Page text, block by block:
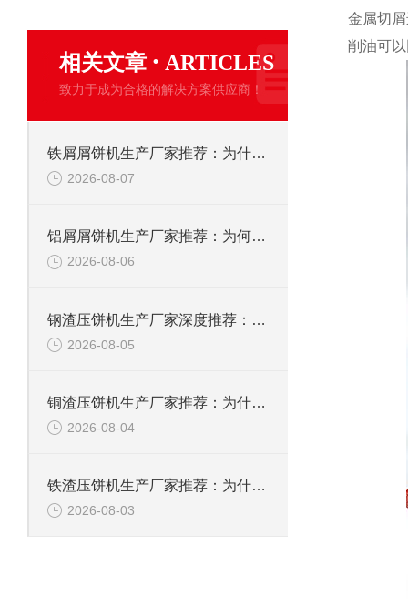
相关文章 · ARTICLES
致力于成为合格的解决方案供应商！
铁屑屑饼机生产厂家推荐：为什么恩派特是您的优选伙伴
2026-08-07
铝屑屑饼机生产厂家推荐：为何恩派特成为金属回收行业的“隐形优选”？
2026-08-06
钢渣压饼机生产厂家深度推荐：为何恩派特成为高净值产线的优选
2026-08-05
铜渣压饼机生产厂家推荐：为什么恩派特成为众多企业的信赖？
2026-08-04
铁渣压饼机生产厂家推荐：为什么恩派特成为众多企业的优选？
2026-08-03
金属切
削油可